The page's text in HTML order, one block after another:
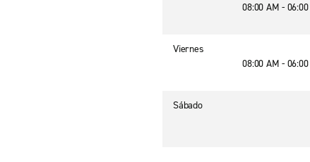
08:00 AM -
Viernes
08:00 AM -
Sábado